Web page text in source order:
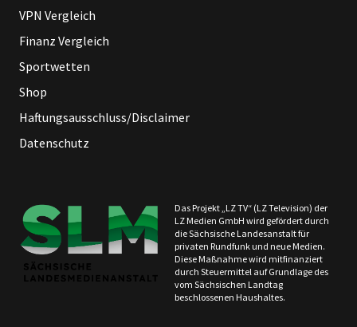
VPN Vergleich
Finanz Vergleich
Sportwetten
Shop
Haftungsausschluss/Disclaimer
Datenschutz
Das Projekt „LZ TV“ (LZ Television) der
LZ Medien GmbH wird gefördert durch
die Sächsische Landesanstalt für
privaten Rundfunk und neue Medien.
Diese Maßnahme wird mitfinanziert
durch Steuermittel auf Grundlage des
vom Sächsischen Landtag
beschlossenen Haushaltes.